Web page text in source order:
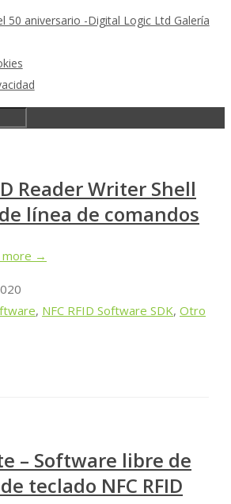
50 aniversario -Digital Logic Ltd Galería
Reader Writer Shell
línea de comandos
more →
, NFC RFID Software SDK, Otro
– Software libre de
teclado NFC RFID